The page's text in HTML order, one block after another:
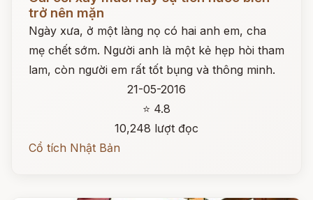
trở nên mặn
Ngày xưa, ở một làng nọ có hai anh em, cha
mẹ chết sớm. Người anh là một kẻ hẹp hòi tham
lam, còn người em rất tốt bụng và thông minh.
21-05-2016
⭐ 4.8
10,248 lượt đọc
Cổ tích Nhật Bản